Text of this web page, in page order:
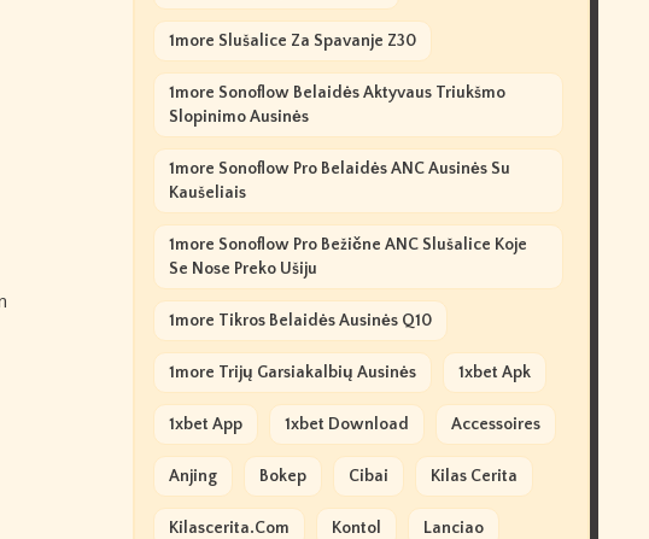
1more Slušalice Za Spavanje Z30
1more Sonoflow Belaidės Aktyvaus Triukšmo
Slopinimo Ausinės
1more Sonoflow Pro Belaidės ANC Ausinės Su
Kaušeliais
1more Sonoflow Pro Bežične ANC Slušalice Koje
Se Nose Preko Ušiju
1more Tikros Belaidės Ausinės Q10
1more Trijų Garsiakalbių Ausinės 1xbet Apk
1xbet App 1xbet Download Accessoires
Anjing Bokep Cibai Kilas Cerita
Kilascerita.com Kontol Lanciao